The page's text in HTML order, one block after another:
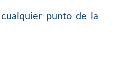
punto de la